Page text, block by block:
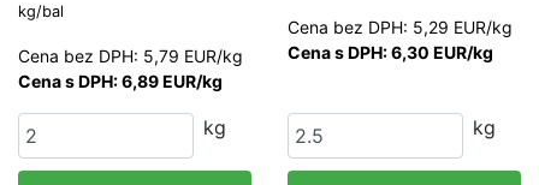
kg/bal
Cena bez DPH: 5,79 EUR/kg
Cena s DPH: 6,89 EUR/kg
kg
Cena bez DPH: 5,29 EUR/kg
Cena s DPH: 6,30 EUR/kg
kg